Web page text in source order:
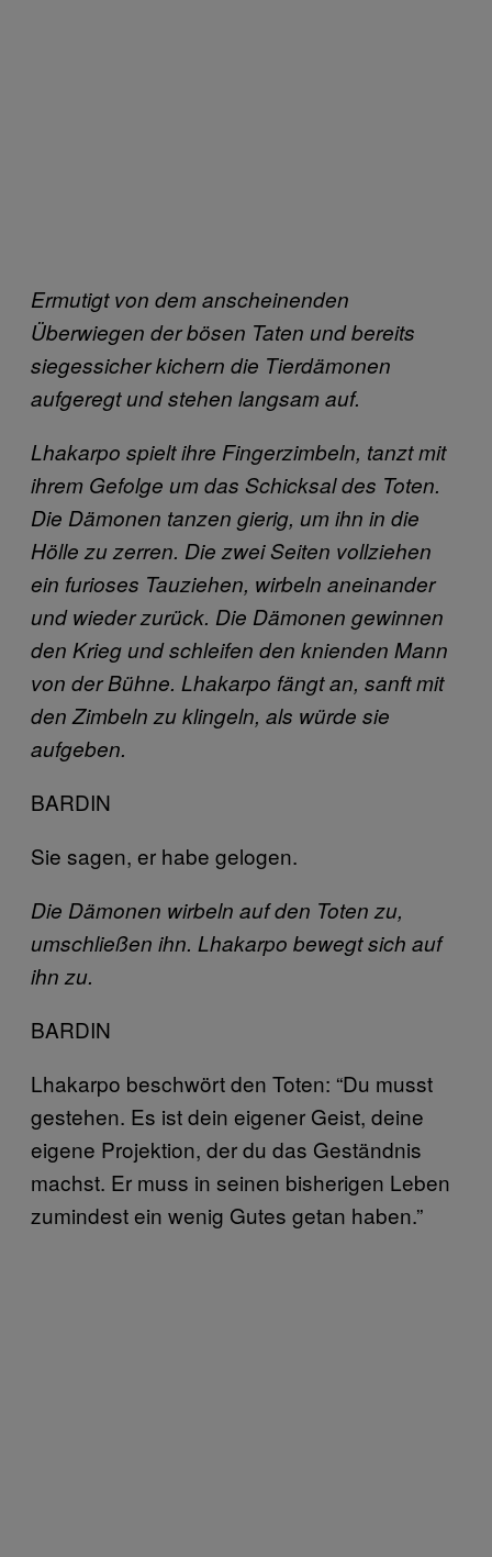
Ermutigt von dem anscheinenden
Überwiegen der bösen Taten und bereits
siegessicher kichern die Tierdämonen
aufgeregt und stehen langsam auf.
Lhakarpo spielt ihre Fingerzimbeln, tanzt mit
ihrem Gefolge um das Schicksal des Toten.
Die Dämonen tanzen gierig, um ihn in die
Hölle zu zerren. Die zwei Seiten vollziehen
ein furioses Tauziehen, wirbeln aneinander
und wieder zurück. Die Dämonen gewinnen
den Krieg und schleifen den knienden Mann
von der Bühne. Lhakarpo fängt an, sanft mit
den Zimbeln zu klingeln, als würde sie
aufgeben.
BARDIN
Sie sagen, er habe gelogen.
Die Dämonen wirbeln auf den Toten zu,
umschließen ihn. Lhakarpo bewegt sich auf
ihn zu.
BARDIN
Lhakarpo beschwört den Toten: “Du musst
gestehen. Es ist dein eigener Geist, deine
eigene Projektion, der du das Geständnis
machst. Er muss in seinen bisherigen Leben
zumindest ein wenig Gutes getan haben.”